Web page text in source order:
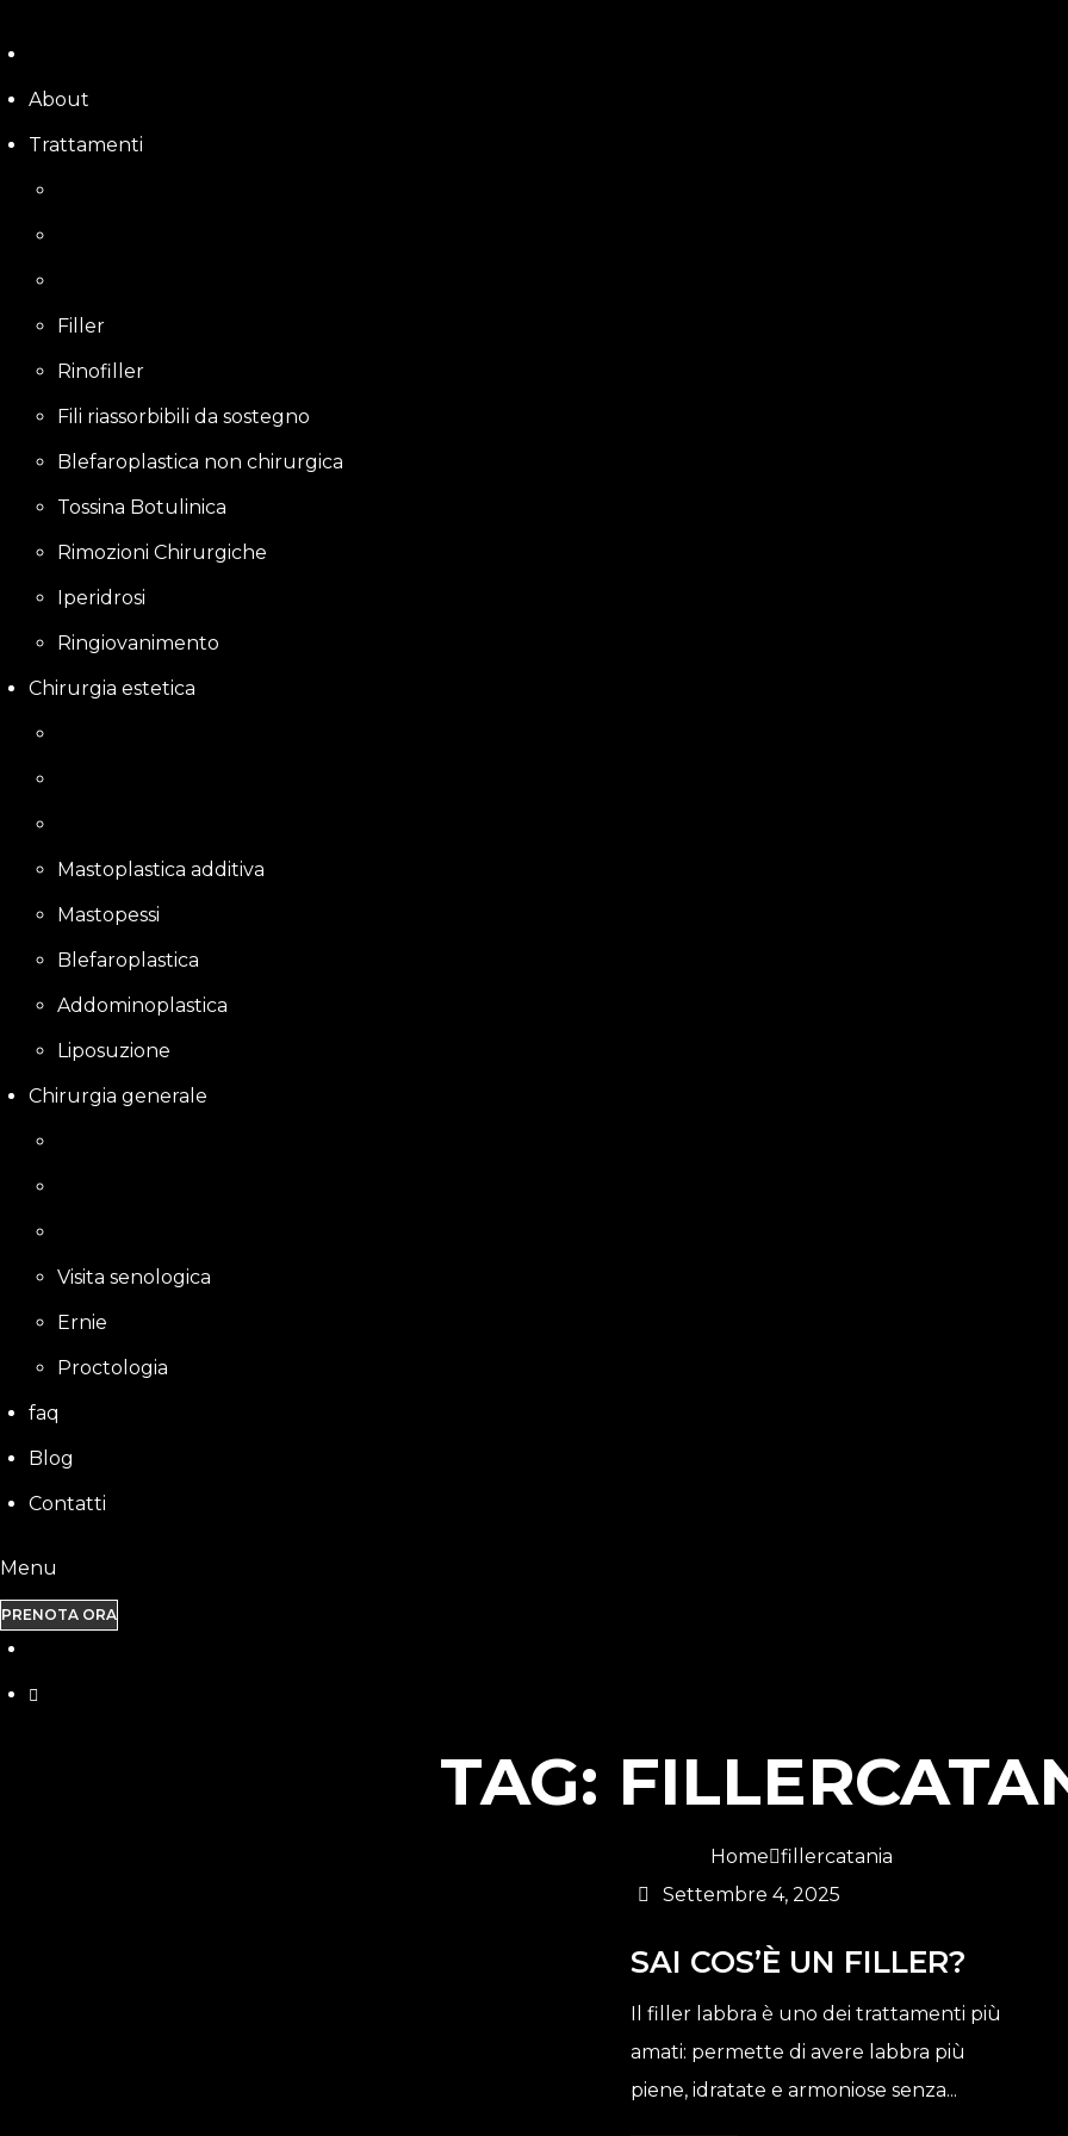
to
content
About
Trattamenti
Filler
Rinofiller
Fili riassorbibili da sostegno
Blefaroplastica non chirurgica
Tossina Botulinica
Rimozioni Chirurgiche
Iperidrosi
Ringiovanimento
Chirurgia estetica
Mastoplastica additiva
Mastopessi
Blefaroplastica
Addominoplastica
Liposuzione
Chirurgia generale
Visita senologica
Ernie
Proctologia
faq
Blog
Contatti
Menu
PRENOTA ORA
TAG:
Home fillercatania
Settembre 4, 2025
SAI COS’È UN FILLER?
Il filler labbra è uno dei trattamenti più
amati: permette di avere labbra più
piene, idratate e armoniose senza...